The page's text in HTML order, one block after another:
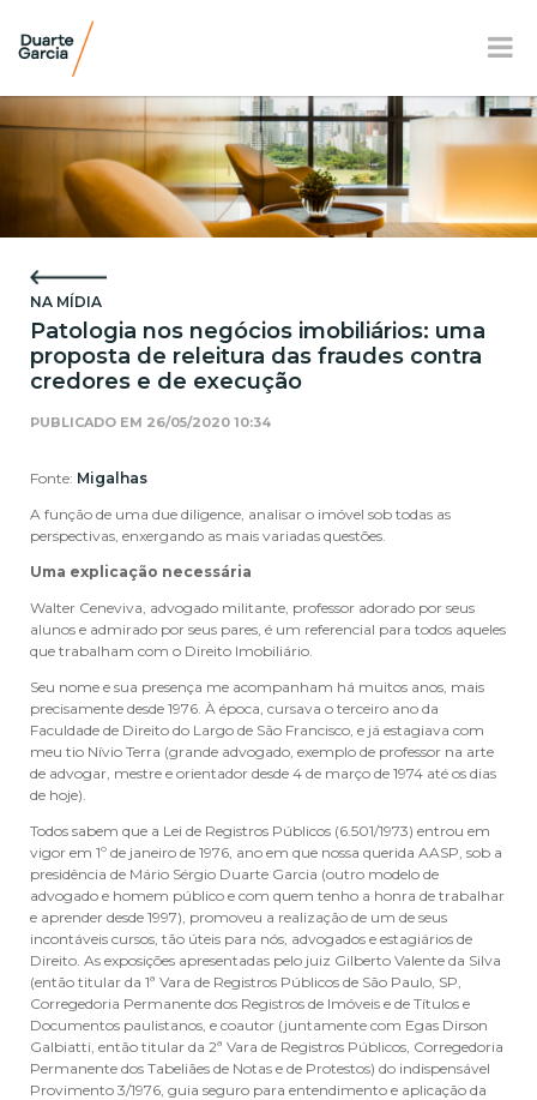
APRESENTAÇÃO
ATUAÇÃO
NOTÍCIAS E E-BOOK
LOCALIZAÇÃO
FR
NA MÍDIA
Patologia nos negócios imobiliários: uma
proposta de releitura das fraudes contra
credores e de execução
PUBLICADO EM 26/05/2020 10:34
Fonte: Migalhas
A função de uma due diligence, analisar o imóvel sob todas as
perspectivas, enxergando as mais variadas questões.
Uma explicação necessária
Walter Ceneviva, advogado militante, professor adorado por seus
alunos e admirado por seus pares, é um referencial para todos aqueles
que trabalham com o Direito Imobiliário.
Seu nome e sua presença me acompanham há muitos anos, mais
precisamente desde 1976. À época, cursava o terceiro ano da
Faculdade de Direito do Largo de São Francisco, e já estagiava com
meu tio Nívio Terra (grande advogado, exemplo de professor na arte
de advogar, mestre e orientador desde 4 de março de 1974 até os dias
de hoje).
Todos sabem que a Lei de Registros Públicos (6.501/1973) entrou em
vigor em 1º de janeiro de 1976, ano em que nossa querida AASP, sob a
presidência de Mário Sérgio Duarte Garcia (outro modelo de
advogado e homem público e com quem tenho a honra de trabalhar
e aprender desde 1997), promoveu a realização de um de seus
incontáveis cursos, tão úteis para nós, advogados e estagiários de
Direito. As exposições apresentadas pelo juiz Gilberto Valente da Silva
(então titular da 1ª Vara de Registros Públicos de São Paulo, SP,
Corregedoria Permanente dos Registros de Imóveis e de Títulos e
Documentos paulistanos, e coautor (juntamente com Egas Dirson
Galbiatti, então titular da 2ª Vara de Registros Públicos, Corregedoria
Permanente dos Tabeliães de Notas e de Protestos) do indispensável
Provimento 3/1976, guia seguro para entendimento e aplicação da